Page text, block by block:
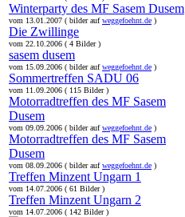
Winterparty des MF Sasem Dusem
vom 13.01.2007 ( bilder aufweggefoehnt.de )
Die Zwillinge
vom 22.10.2006 ( 4 Bilder )
sasem dusem
vom 15.09.2006 ( bilder aufweggefoehnt.de )
Sommertreffen SADU 06
vom 11.09.2006 ( 115 Bilder )
Motorradtreffen des MF Sasem
Dusem
vom 09.09.2006 ( bilder aufweggefoehnt.de )
Motorradtreffen des MF Sasem
Dusem
vom 08.09.2006 ( bilder aufweggefoehnt.de )
Treffen Minzent Ungarn 1
vom 14.07.2006 ( 61 Bilder )
Treffen Minzent Ungarn 2
vom 14.07.2006 ( 142 Bilder )